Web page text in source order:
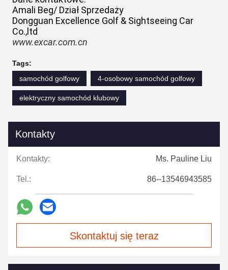
Amali Beg/ Dział Sprzedaży
Dongguan Excellence Golf & Sightseeing Car
Co.,ltd
www.excar.com.cn
Tags:
samochód golfowy
4-osobowy samochód golfowy
elektryczny samochód klubowy
Kontakty
Kontakty: Ms. Pauline Liu
Tel.: 86--13546943585
Skontaktuj się teraz